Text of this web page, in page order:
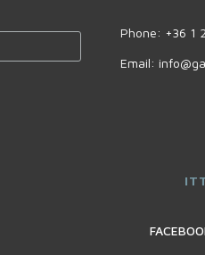
Phone: +36 1
Email: